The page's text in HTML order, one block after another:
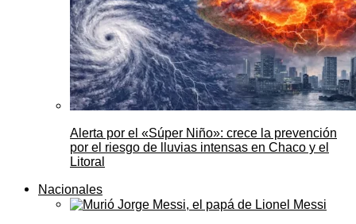
Alerta por el «Súper Niño»: crece la prevención
por el riesgo de lluvias intensas en Chaco y el
Litoral
Nacionales